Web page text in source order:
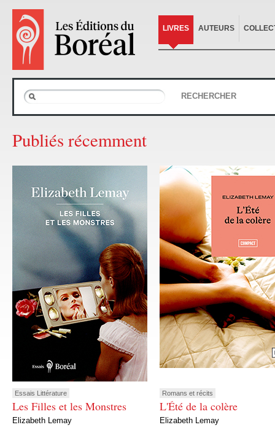
LIVRES AUTEURS
RECHERCHER
Publiés récemment
Essais Littérature
Les Filles et les Monstres
Elizabeth Lemay
Romans et récits
L'Été de la colère
Elizabeth Lemay